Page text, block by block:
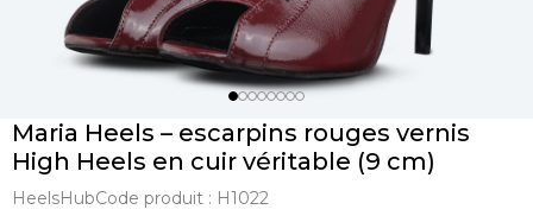
Maria Heels – escarpins rouges vernis
High Heels en cuir véritable (9 cm)
HeelsHubCode produit : H1022